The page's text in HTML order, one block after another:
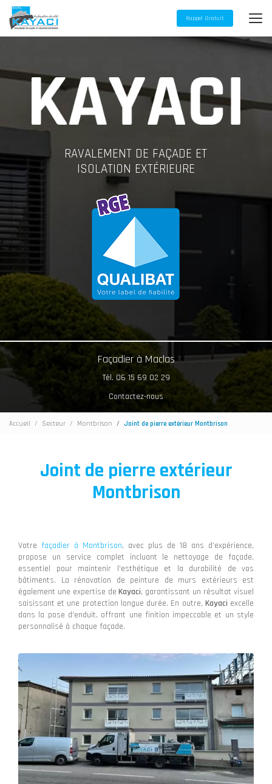
Aller
contenu
principal
Rappel Gratuit
RAVALEMENT DE FAÇADE ET
ISOLATION EXTÉRIEURE
Façadier à Maclas
Tél. 06 15 69 02 29
Contactez-nous
Accueil Secteur Montbrison Joint de pierre extérieur Montbrison
Joint de pierre extérieur
Montbrison
Votre façadier à Montbrison, avec plus de 18 ans d'expérience,
propose un service complet incluant le nettoyage de façade,
essentiel pour maintenir l'esthétique et la durabilité de vos
bâtiments. La rénovation de peinture de murs extérieurs est
également une expertise de Kayaci, garantissant un résultat visuel
saisissant et une protection longue durée. En outre, Kayaci excelle
dans la pose d'enduit, offrant une finition impeccable et un style
personnalisé à chaque façade.